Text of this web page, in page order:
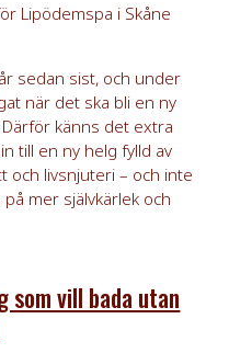
Lipödemspa i Skåne
sedan sist, och under
när det ska bli en ny
känns det extra
till en ny helg fylld av
och livsnjuteri – och inte
mer självkärlek och
som vill bada utan